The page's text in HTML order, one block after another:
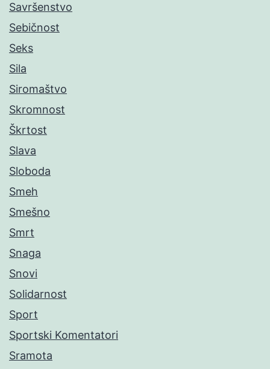
Savršenstvo
Sebičnost
Seks
Sila
Siromaštvo
Skromnost
Škrtost
Slava
Sloboda
Smeh
Smešno
Smrt
Snaga
Snovi
Solidarnost
Sport
Sportski Komentatori
Sramota